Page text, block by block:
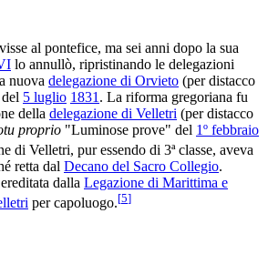
al pontefice, ma sei anni dopo la sua
lo annullò, ripristinando le delegazioni
nuova delegazione di Orvieto (per distacco
5 luglio 1831 . La riforma gregoriana fu
della delegazione di Velletri (per distacco
proprio "Luminose prove" del 1º febbraio
di Velletri, pur essendo di 3ª classe, aveva
retta dal Decano del Sacro Collegio.
dalla Legazione di Marittima e
per capoluogo.[5]